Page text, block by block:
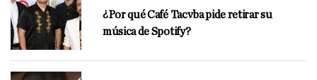
¿Por qué Café Tacvba pide retirar su
música de Spotify?